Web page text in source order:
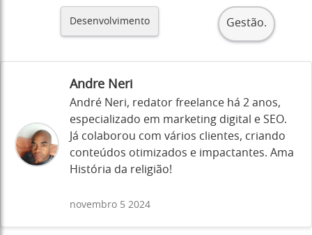
Desenvolvimento Gestão.
Andre Neri
André Neri, redator freelance há 2 anos,
especializado em marketing digital e SEO.
Já colaborou com vários clientes, criando
conteúdos otimizados e impactantes. Ama
História da religião!
novembro 5 2024